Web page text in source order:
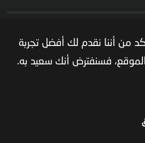
الاجانب في السوق السعودية
السعودي
من أننا نقدم لك أفضل تجربة
فسنفترض أنك سعيد به.